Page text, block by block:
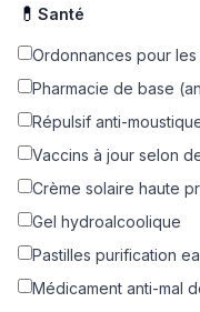
💊 Santé
Ordonnances pour les
Pharmacie de base
Répulsif anti-
Vaccins à jour selon
Crème solaire haute
Gel hydroalcoolique
Pastilles purification
Médicament anti-mal